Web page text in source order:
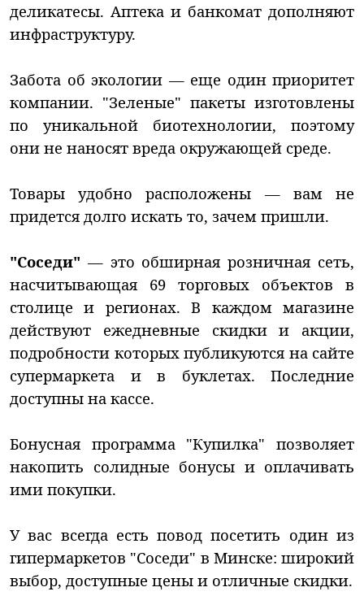
деликатесы. Аптека и банкомат дополняют
инфраструктуру.
Забота об экологии — еще один приоритет
компании. "Зеленые" пакеты изготовлены
по уникальной биотехнологии, поэтому
они не наносят вреда окружающей среде.
Товары удобно расположены — вам не
придется долго искать то, зачем пришли.
"Соседи" — это обширная розничная сеть,
насчитывающая 69 торговых объектов в
столице и регионах. В каждом магазине
действуют ежедневные скидки и акции,
подробности которых публикуются на сайте
супермаркета и в буклетах. Последние
доступны на кассе.
Бонусная программа "Купилка" позволяет
накопить солидные бонусы и оплачивать
ими покупки.
У вас всегда есть повод посетить один из
гипермаркетов "Соседи" в Минске: широкий
выбор, доступные цены и отличные скидки.